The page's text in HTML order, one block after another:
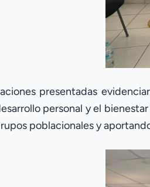
presentadas
personal y el
poblacionales y